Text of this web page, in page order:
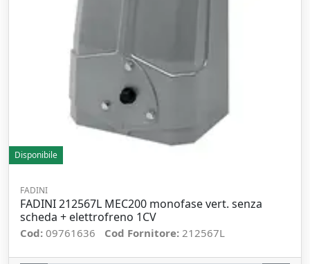
Disponibile
FADINI
FADINI 212567L MEC200 monofase vert. senza
scheda + elettrofreno 1CV
Cod: 09761636 Cod Fornitore: 212567L